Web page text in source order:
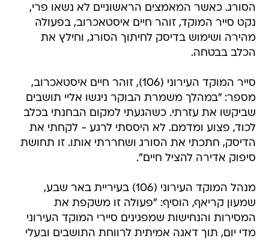
הסורג. כאשר המאמצים הראשוניים לא נשאו פרי,
נקט סייר המוקד, זוהר חיים איסטאכרוב, בפעולה
מהירה ושימוש בדיסק לחיתוך הסורג, וחילץ את
הכלב בבטחה.
סייר המוקד העירוני (106), זוהר חיים איסטאכרוב,
מספר: "במהלך משמרת הבוקר ניגשו אליי תושבים
שביקשו את עזרתי. כשהגעתי למקום הבחנתי בכלב
לכוד, פצוע ומדמם. לא היססתי לרגע - לקחתי את
הדיסק, חתכתי את הסורג ושחררתי אותו. זו תחושת
סיפוק אדירה להציל חיים".
מנהל המוקד העירוני (106) בעיריית באר שבע,
שמעון קריאף, הוסיף: "פעולה זו משקפת את
המסירות והנחישות שמפגינים סיירי המוקד העירוני
מדי יום, תוך דאגה אמיתית לרווחת התושבים ובעלי